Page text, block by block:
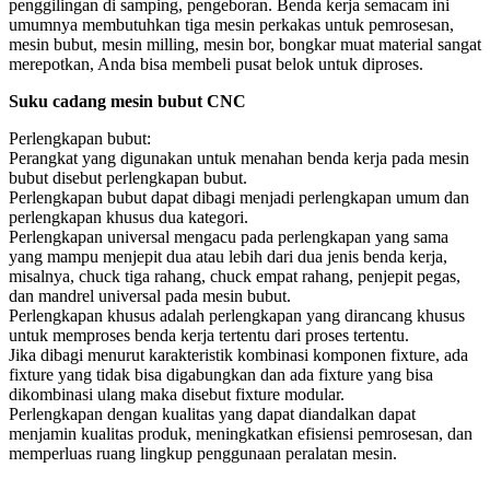
penggilingan di samping, pengeboran. Benda kerja semacam ini
umumnya membutuhkan tiga mesin perkakas untuk pemrosesan,
mesin bubut, mesin milling, mesin bor, bongkar muat material sangat
merepotkan, Anda bisa membeli pusat belok untuk diproses.
Suku cadang mesin bubut CNC
Perlengkapan bubut:
Perangkat yang digunakan untuk menahan benda kerja pada mesin
bubut disebut perlengkapan bubut.
Perlengkapan bubut dapat dibagi menjadi perlengkapan umum dan
perlengkapan khusus dua kategori.
Perlengkapan universal mengacu pada perlengkapan yang sama
yang mampu menjepit dua atau lebih dari dua jenis benda kerja,
misalnya, chuck tiga rahang, chuck empat rahang, penjepit pegas,
dan mandrel universal pada mesin bubut.
Perlengkapan khusus adalah perlengkapan yang dirancang khusus
untuk memproses benda kerja tertentu dari proses tertentu.
Jika dibagi menurut karakteristik kombinasi komponen fixture, ada
fixture yang tidak bisa digabungkan dan ada fixture yang bisa
dikombinasi ulang maka disebut fixture modular.
Perlengkapan dengan kualitas yang dapat diandalkan dapat
menjamin kualitas produk, meningkatkan efisiensi pemrosesan, dan
memperluas ruang lingkup penggunaan peralatan mesin.